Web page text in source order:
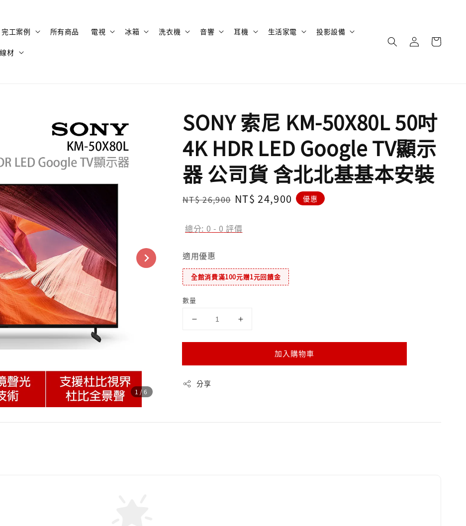
完工案例 所有商品 電視 冰箱 洗衣機 音響 耳機 生活家電 投影設備
材
1 /6
SONY 索尼 KM-50X80L 50吋
4K HDR LED Google TV顯示
器 公司貨 含北北基基本安裝
Regular
NT$ 26,900 Sale
NT$ 24,900 優惠
總分: 0 - 0 評價
適用優惠
全館消費滿100元贈1元回饋金
數量
加入購物車
分享